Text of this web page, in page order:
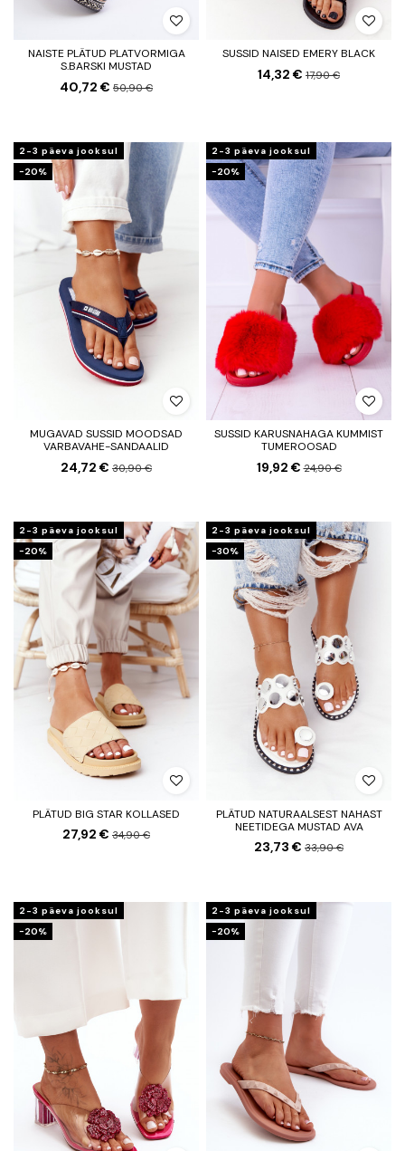
NAISTE PLÄTUD PLATVORMIGA
S.BARSKI MUSTAD
40,72 € 50,90 €
SUSSID NAISED EMERY BLACK
14,32 € 17,90 €
2-3 päeva jooksul
−20%
MUGAVAD SUSSID MOODSAD
VARBAVAHE-SANDAALID
24,72 € 30,90 €
2-3 päeva jooksul
−20%
SUSSID KARUSNAHAGA KUMMIST
TUMEROOSAD
19,92 €24,90 €
2-3 päeva jooksul
−20%
PLÄTUD BIG STAR KOLLASED
27,92 € 34,90 €
2-3 päeva jooksul
−30%
PLÄTUD NATURAALSEST NAHAST
NEETIDEGA MUSTAD AVA
23,73 € 33,90 €
2-3 päeva jooksul
−20%
2-3 päeva jooksul
−20%